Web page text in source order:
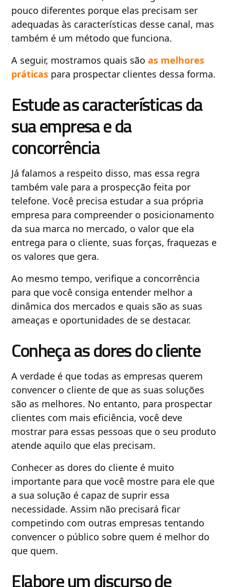
pouco diferentes porque elas precisam ser
adequadas às características desse canal, mas
também é um método que funciona.
A seguir, mostramos quais sãoas melhores
práticas para prospectar clientes dessa forma.
Estude as características da
sua empresa e da
concorrência
Já falamos a respeito disso, mas essa regra
também vale para a prospecção feita por
telefone. Você precisa estudar a sua própria
empresa para compreender o posicionamento
da sua marca no mercado, o valor que ela
entrega para o cliente, suas forças, fraquezas e
os valores que gera.
Ao mesmo tempo, verifique a concorrência
para que você consiga entender melhor a
dinâmica dos mercados e quais são as suas
ameaças e oportunidades de se destacar.
Conheça as dores do cliente
A verdade é que todas as empresas querem
convencer o cliente de que as suas soluções
são as melhores. No entanto, para prospectar
clientes com mais eficiência, você deve
mostrar para essas pessoas que o seu produto
atende aquilo que elas precisam.
Conhecer as dores do cliente é muito
importante para que você mostre para ele que
a sua solução é capaz de suprir essa
necessidade. Assim não precisará ficar
competindo com outras empresas tentando
convencer o público sobre quem é melhor do
que quem.
Elabore um discurso de